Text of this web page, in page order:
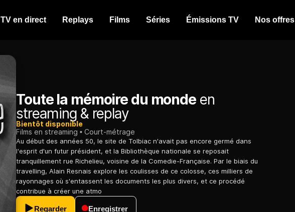
TV en direct Replays Films Séries Émissions TV Nos offres
Toute la mémoire du monde en
streaming & replay
Bientôt disponible
Films en streaming
Court-métrage
Au début des années 50, le site de Tolbiac n'avait pas encore germé dans
l'esprit d'un futur président, et la Bibliothèque nationale se reposait
tranquillement rue Richelieu, voisine de la Comedie-Française. Par le biais du
travelling, Alain Resnais explore les coulisses de ce colosse, ces milliers de
rayonnages où s'entassent les documents les plus divers, et ce procédé
contribue à créer une atmo
Regarder Enregistrer